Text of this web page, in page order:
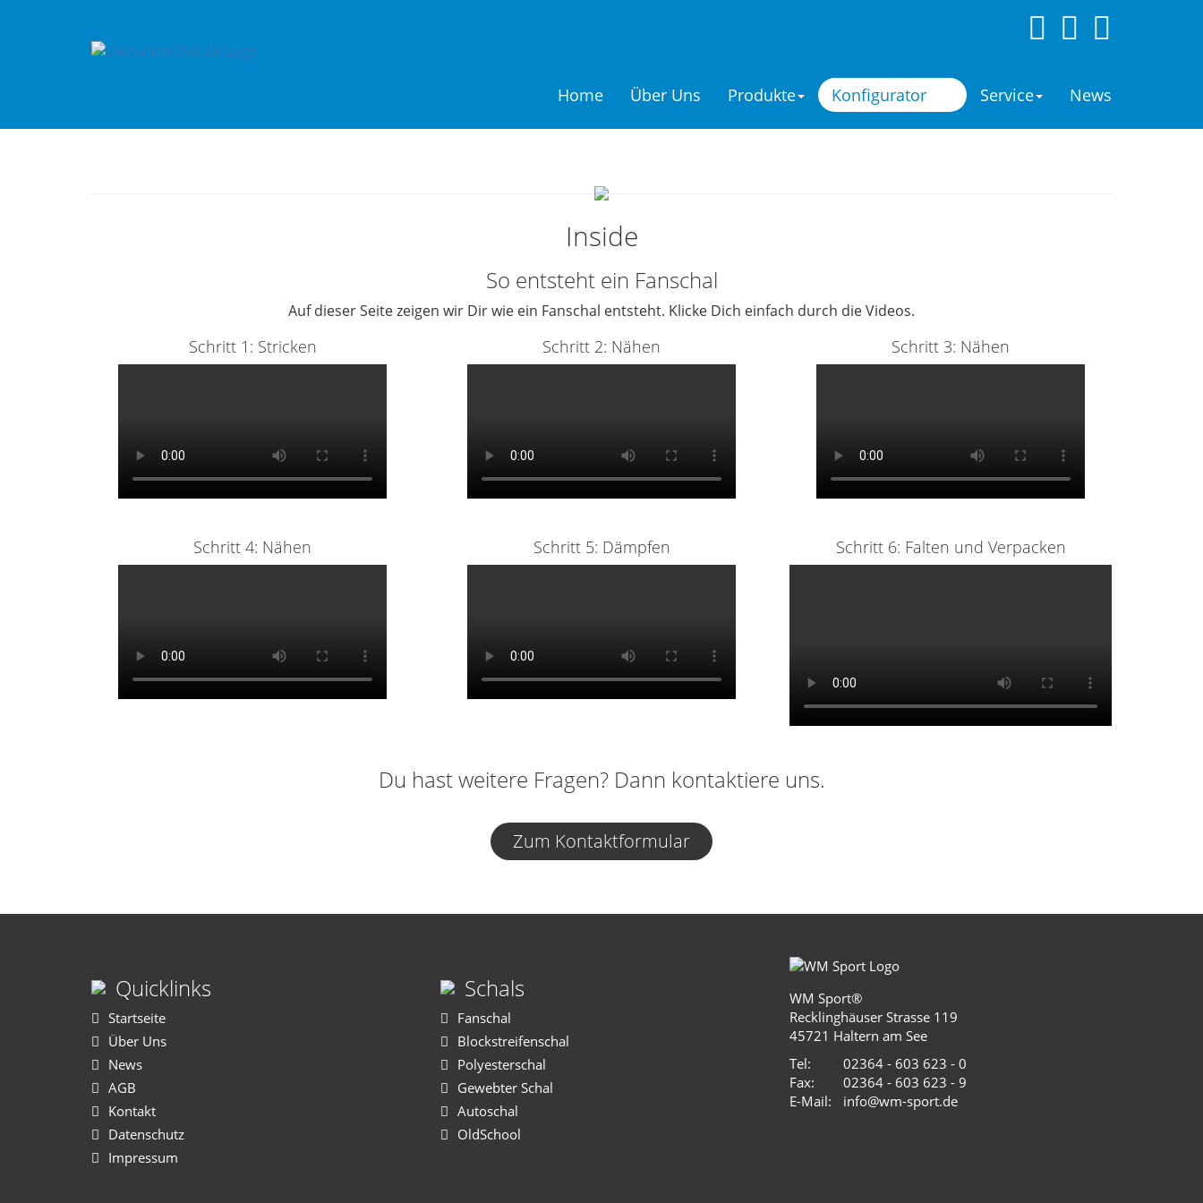
Home Über Uns Produkte Konfigurator Service News
Inside
So entsteht ein Fanschal
Auf dieser Seite zeigen wir Dir wie ein Fanschal entsteht. Klicke Dich einfach durch die Videos.
Schritt 1: Stricken Schritt 2: Nähen Schritt 3: Nähen
Schritt 4: Nähen Schritt 5: Dämpfen Schritt 6: Falten und Verpacken
Du hast weitere Fragen? Dann kontaktiere uns.
Zum Kontaktformular
Quicklinks
Startseite
Über Uns
News
AGB
Kontakt
Datenschutz
Impressum
Schals
Fanschal
Blockstreifenschal
Polyesterschal
Gewebter Schal
Autoschal
OldSchool
WM Sport®
Recklinghäuser Strasse 119
45721 Haltern am See
Tel:
02364 - 603 623 - 0
Fax:
02364 - 603 623 - 9
E-Mail:
info@wm-sport.de